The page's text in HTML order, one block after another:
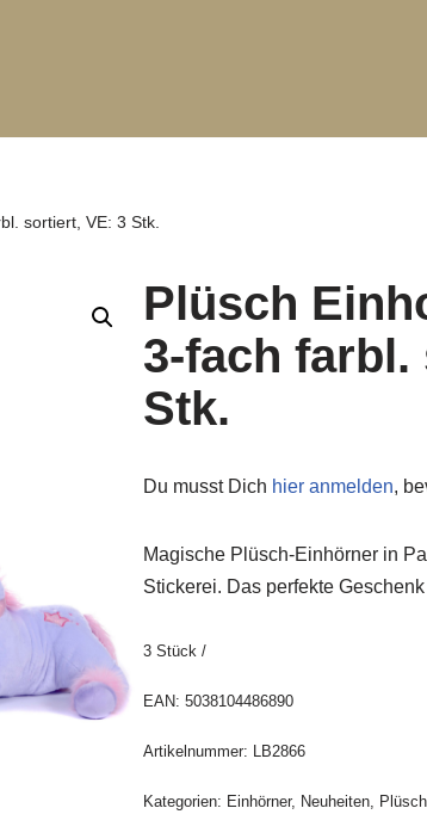
sortiert, VE: 3 Stk.
Plüsch
3-fach
Stk.
Du musst Dich hier anmelden,
Magische Plüsch-Einhörner in
Stickerei. Das perfekte
3Stück /
EAN:5038104486890
Artikelnummer: LB2866
Kategorien: Einhörner, Neuheiten, Plüsch